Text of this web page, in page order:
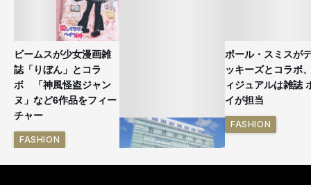
ビームスが少女漫画雑
誌「りぼん」とコラ
ボ 「神風怪盗ジャン
ヌ」など6作品をフィー
チャー
FASHION
ポール・スミスが
ッキーズとコラボ
ィジュアルは雑誌
イが担当
FASHION